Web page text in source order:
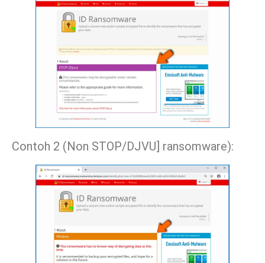
Contoh 2 (Non STOP/DJVU] ransomware):